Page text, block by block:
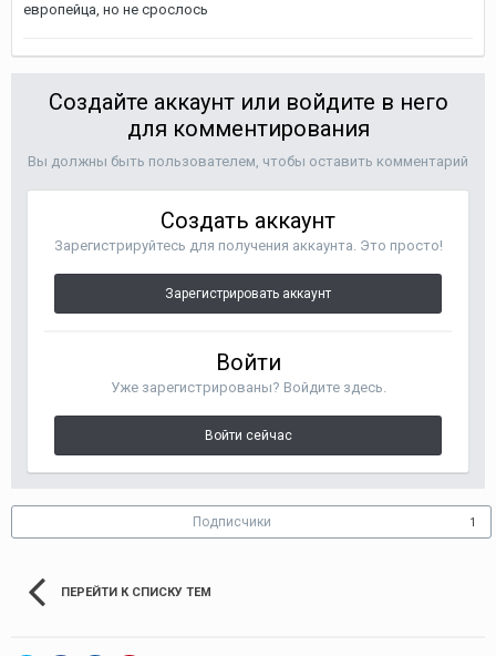
европейца, но не срослось
Создайте аккаунт или войдите в него
для комментирования
Вы должны быть пользователем, чтобы оставить комментарий
Создать аккаунт
Зарегистрируйтесь для получения аккаунта. Это просто!
Зарегистрировать аккаунт
Войти
Уже зарегистрированы? Войдите здесь.
Войти сейчас
Подписчики 1
ПЕРЕЙТИ К СПИСКУ ТЕМ